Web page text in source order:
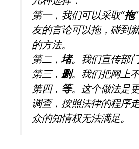
第一，我们可以采取“拖
友的言论可以拖，碰到
的方法。
第二， 堵。我们宣传部
第三， 删。我们把网上
第四， 等。这个做法是
调查，按照法律的程序
众的知情权无法满足。